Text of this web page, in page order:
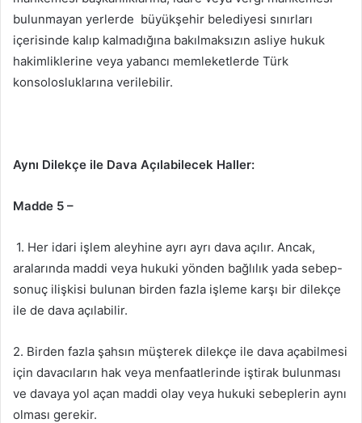
bulunmayan yerlerde büyükşehir belediyesi sınırları
içerisinde kalıp kalmadığına bakılmaksızın asliye hukuk
hakimliklerine veya yabancı memleketlerde Türk
konsolosluklarına verilebilir.
Aynı Dilekçe ile Dava Açılabilecek Haller:
Madde 5 –
1. Her idari işlem aleyhine ayrı ayrı dava açılır. Ancak,
aralarında maddi veya hukuki yönden bağlılık yada sebep-
sonuç ilişkisi bulunan birden fazla işleme karşı bir dilekçe
ile de dava açılabilir.
2. Birden fazla şahsın müşterek dilekçe ile dava açabilmesi
için davacıların hak veya menfaatlerinde iştirak bulunması
ve davaya yol açan maddi olay veya hukuki sebeplerin aynı
olması gerekir.